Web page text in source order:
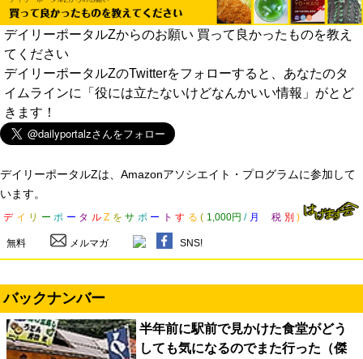
デイリーポータルZからのお願い 買って良かったものを教え
てください
デイリーポータルZのTwitterをフォローすると、あなたのタ
イムラインに「役には立たないけどなんかいい情報」がとど
きます！
デイリーポータルZは、Amazonアソシエイト・プログラムに参加して
います。
デ イ リ ー ポ ー タ ル Z を サ ポ ー ト す る ( 1,000円 / 月 税 別 )
無料 メルマガ SNS!
バックナンバー
半年前に駅前で見かけた食堂がどう
しても気になるのでまた行った（傑